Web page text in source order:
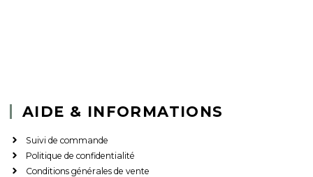
AIDE & INFORMATIONS
Suivi de commande
Politique de confidentialité
Conditions générales de vente